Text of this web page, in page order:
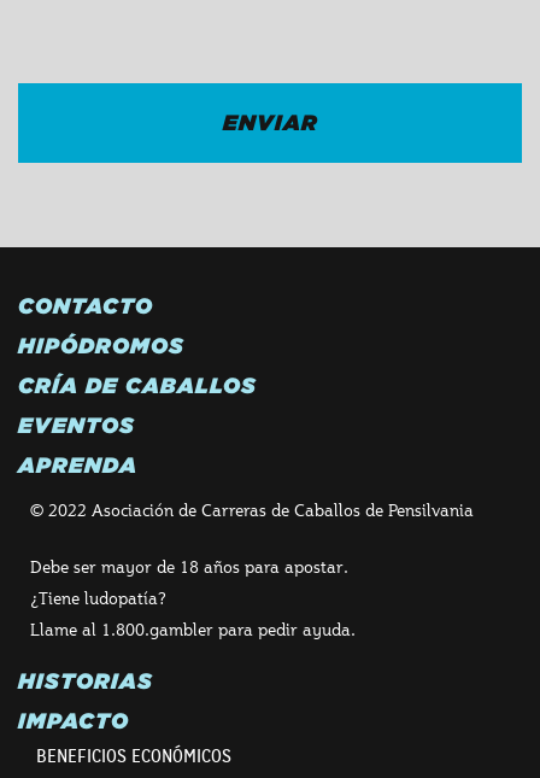
CONTACTO
HIPÓDROMOS
CRÍA DE CABALLOS
EVENTOS
APRENDA
© 2022 Asociación de Carreras de Caballos de Pensilvania
Debe ser mayor de 18 años para apostar.
¿Tiene ludopatía?
Llame al 1.800.gambler para pedir ayuda.
HISTORIAS
IMPACTO
BENEFICIOS ECONÓMICOS